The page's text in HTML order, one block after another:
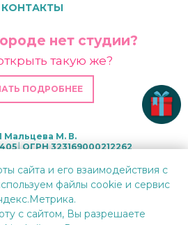
Мальцева М. В.
323169000212262
и обработки
данных
ПОДРОБНЕЕ
нет студии?
такую же?
КОНТАКТЫ
сайта и его взаимодействия с
файлы cookie и сервис
с сайтом, Вы разрешаете